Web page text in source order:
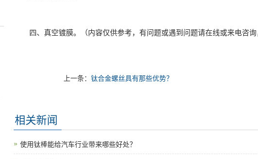
四、真空镀膜。（内容仅供参考，有问题或遇到问题请在线或来电咨询
上一条： 钛合金螺丝具有那些优势？
相关新闻
使用钛棒能给汽车行业带来哪些好处？